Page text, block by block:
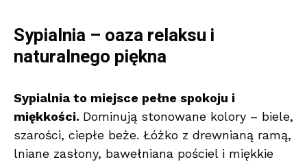
Sypialnia – oaza relaksu i
naturalnego piękna
Sypialnia to miejsce pełne spokoju i
miękkości. Dominują stonowane kolory – biele,
szarości, ciepłe beże. Łóżko z drewnianą ramą,
lniane zasłony, bawełniana pościel i miękkie